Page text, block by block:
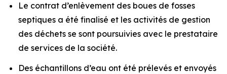
Le contrat d’enlèvement des boues de fosses
septiques a été finalisé et les activités de gestion
des déchets se sont poursuivies avec le prestataire
de services de la société.
Des échantillons d’eau ont été prélevés et envoyés